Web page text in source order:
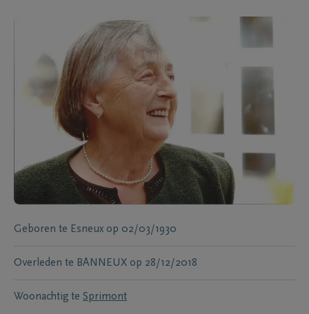
Geboren te Esneux op 02/03/1930
Overleden te BANNEUX op 28/12/2018
Woonachtig te Sprimont